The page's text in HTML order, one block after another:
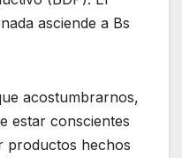
asciende a Bs
acostumbrarnos,
estar conscientes
productos hechos